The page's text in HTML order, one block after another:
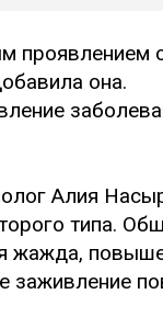
проявлением
она.
Алия
типа.
жажда,
заживление